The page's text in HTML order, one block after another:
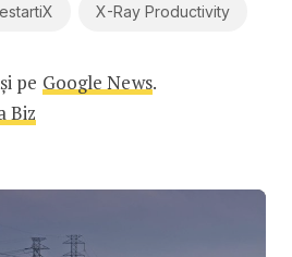
X-Ray Productivity
pe Google News.
Biz